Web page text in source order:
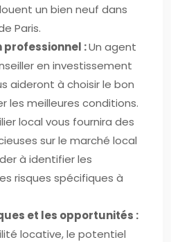
un bien neuf dans
Paris.
professionnel :Un agent
en investissement
aideront à choisir le bon
les meilleures conditions.
local vous fournira des
sur le marché local
à identifier les
risques spécifiques à
et les opportunités :
locative, le potentiel